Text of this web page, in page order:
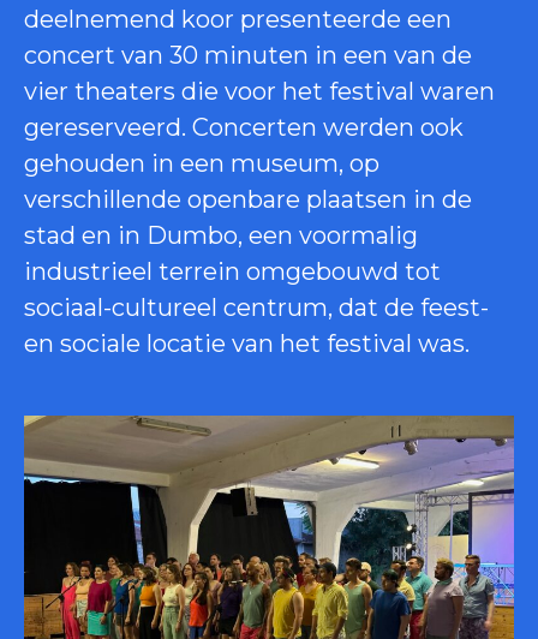
deelnemend koor presenteerde een
concert van 30 minuten in een van de
vier theaters die voor het festival waren
gereserveerd. Concerten werden ook
gehouden in een museum, op
verschillende openbare plaatsen in de
stad en in Dumbo, een voormalig
industrieel terrein omgebouwd tot
sociaal-cultureel centrum, dat de feest-
en sociale locatie van het festival was.